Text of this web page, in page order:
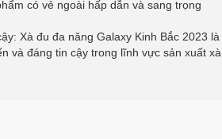
có vẻ ngoài hấp dẫn và sang trọng
Xà đu đa năng Galaxy Kinh Bắc 2023 là
và đáng tin cậy trong lĩnh vực sản xuất xà